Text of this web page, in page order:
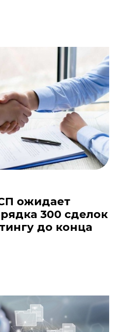
ожидает
300 сделок
до конца